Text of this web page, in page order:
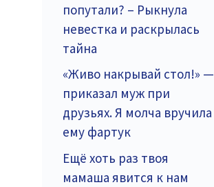
попутали? – Рыкнула
невестка и раскрылась
тайна
«Живо накрывай стол!» —
приказал муж при
друзьях. Я молча вручила
ему фартук
Ещё хоть раз твоя
мамаша явится к нам